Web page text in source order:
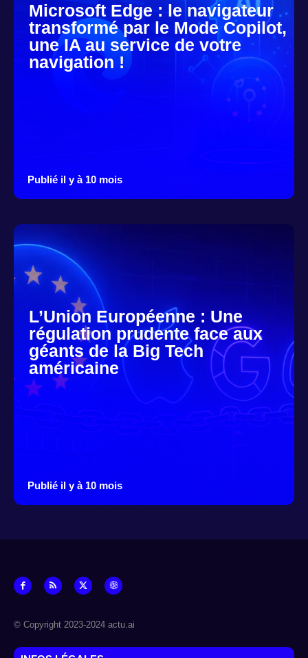
Microsoft Edge : le navigateur
transformé par le Mode Copilot,
une IA au service de votre
navigation !
Publié il y à 10 mois
L’Union Européenne : Une
régulation prudente face aux
géants de la Big Tech
américaine
Publié il y à 10 mois
© Copyright 2023-2024 actu.ai